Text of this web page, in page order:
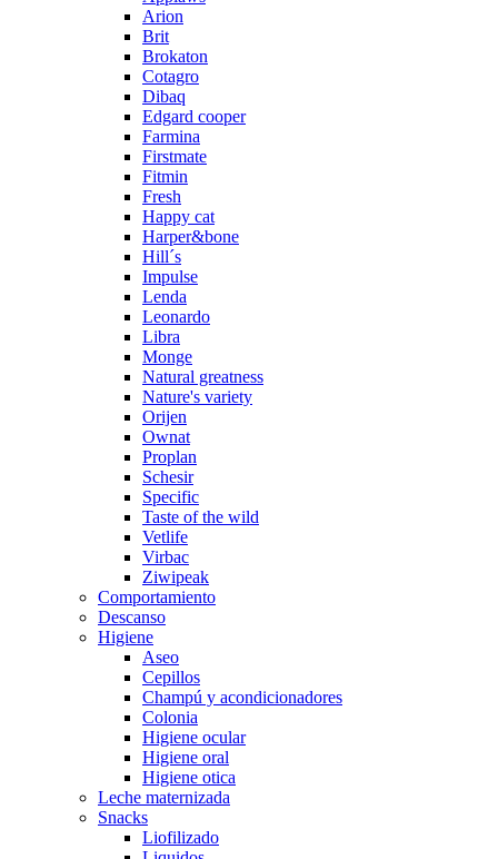
Arion
Brit
Brokaton
Cotagro
Dibaq
Edgard cooper
Farmina
Firstmate
Fitmin
Fresh
Happy cat
Harper&bone
Hill´s
Impulse
Lenda
Leonardo
Libra
Monge
Natural greatness
Nature's variety
Orijen
Ownat
Proplan
Schesir
Specific
Taste of the wild
Vetlife
Virbac
Ziwipeak
Comportamiento
Descanso
Higiene
Aseo
Cepillos
Champú y acondicionadores
Colonia
Higiene ocular
Higiene oral
Higiene otica
Leche maternizada
Snacks
Liofilizado